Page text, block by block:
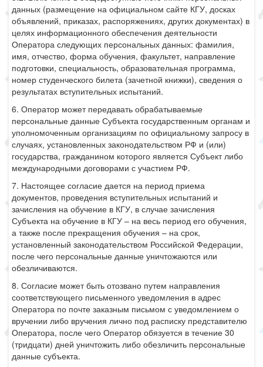
данных (размещение на официальном сайте КГУ, досках
объявлений, приказах, распоряжениях, других документах) в
целях информационного обеспечения деятельности
Оператора следующих персональных данных: фамилия,
имя, отчество, форма обучения, факультет, направление
подготовки, специальность, образовательная программа,
номер студенческого билета (зачетной книжки), сведения о
результатах вступительных испытаний.
6. Оператор может передавать обрабатываемые
персональные данные Субъекта государственным органам и
уполномоченным организациям по официальному запросу в
случаях, установленных законодательством РФ и (или)
государства, гражданином которого является Субъект либо
международными договорами с участием РФ.
7. Настоящее согласие дается на период приема
документов, проведения вступительных испытаний и
зачисления на обучение в КГУ, в случае зачисления
Субъекта на обучение в КГУ – на весь период его обучения,
а также после прекращения обучения – на срок,
установленный законодательством Российской Федерации,
после чего персональные данные уничтожаются или
обезличиваются.
8. Согласие может быть отозвано путем направления
соответствующего письменного уведомления в адрес
Оператора по почте заказным письмом с уведомлением о
вручении либо вручения лично под расписку представителю
Оператора, после чего Оператор обязуется в течение 30
(тридцати) дней уничтожить либо обезличить персональные
данные субъекта.